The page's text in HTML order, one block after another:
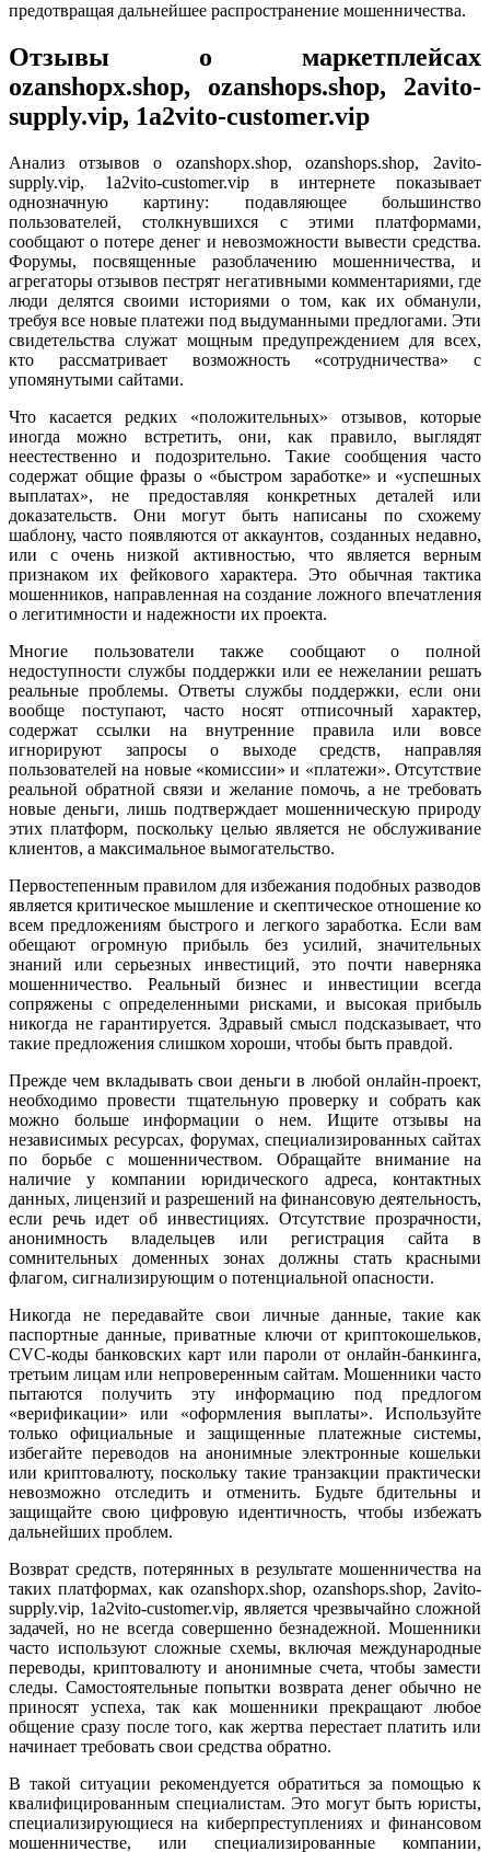
предотвращая дальнейшее распространение мошенничества.
Отзывы о маркетплейсах
ozanshopx.shop, ozanshops.shop, 2avito-
supply.vip, 1a2vito-customer.vip
Анализ отзывов о ozanshopx.shop, ozanshops.shop, 2avito-
supply.vip, 1a2vito-customer.vip в интернете показывает
однозначную картину: подавляющее большинство
пользователей, столкнувшихся с этими платформами,
сообщают о потере денег и невозможности вывести средства.
Форумы, посвященные разоблачению мошенничества, и
агрегаторы отзывов пестрят негативными комментариями, где
люди делятся своими историями о том, как их обманули,
требуя все новые платежи под выдуманными предлогами. Эти
свидетельства служат мощным предупреждением для всех,
кто рассматривает возможность «сотрудничества» с
упомянутыми сайтами.
Что касается редких «положительных» отзывов, которые
иногда можно встретить, они, как правило, выглядят
неестественно и подозрительно. Такие сообщения часто
содержат общие фразы о «быстром заработке» и «успешных
выплатах», не предоставляя конкретных деталей или
доказательств. Они могут быть написаны по схожему
шаблону, часто появляются от аккаунтов, созданных недавно,
или с очень низкой активностью, что является верным
признаком их фейкового характера. Это обычная тактика
мошенников, направленная на создание ложного впечатления
о легитимности и надежности их проекта.
Многие пользователи также сообщают о полной
недоступности службы поддержки или ее нежелании решать
реальные проблемы. Ответы службы поддержки, если они
вообще поступают, часто носят отписочный характер,
содержат ссылки на внутренние правила или вовсе
игнорируют запросы о выходе средств, направляя
пользователей на новые «комиссии» и «платежи». Отсутствие
реальной обратной связи и желание помочь, а не требовать
новые деньги, лишь подтверждает мошенническую природу
этих платформ, поскольку целью является не обслуживание
клиентов, а максимальное вымогательство.
Первостепенным правилом для избежания подобных разводов
является критическое мышление и скептическое отношение ко
всем предложениям быстрого и легкого заработка. Если вам
обещают огромную прибыль без усилий, значительных
знаний или серьезных инвестиций, это почти наверняка
мошенничество. Реальный бизнес и инвестиции всегда
сопряжены с определенными рисками, и высокая прибыль
никогда не гарантируется. Здравый смысл подсказывает, что
такие предложения слишком хороши, чтобы быть правдой.
Прежде чем вкладывать свои деньги в любой онлайн-проект,
необходимо провести тщательную проверку и собрать как
можно больше информации о нем. Ищите отзывы на
независимых ресурсах, форумах, специализированных сайтах
по борьбе с мошенничеством. Обращайте внимание на
наличие у компании юридического адреса, контактных
данных, лицензий и разрешений на финансовую деятельность,
если речь идет об инвестициях. Отсутствие прозрачности,
анонимность владельцев или регистрация сайта в
сомнительных доменных зонах должны стать красными
флагом, сигнализирующим о потенциальной опасности.
Никогда не передавайте свои личные данные, такие как
паспортные данные, приватные ключи от криптокошельков,
CVC-коды банковских карт или пароли от онлайн-банкинга,
третьим лицам или непроверенным сайтам. Мошенники часто
пытаются получить эту информацию под предлогом
«верификации» или «оформления выплаты». Используйте
только официальные и защищенные платежные системы,
избегайте переводов на анонимные электронные кошельки
или криптовалюту, поскольку такие транзакции практически
невозможно отследить и отменить. Будьте бдительны и
защищайте свою цифровую идентичность, чтобы избежать
дальнейших проблем.
Возврат средств, потерянных в результате мошенничества на
таких платформах, как ozanshopx.shop, ozanshops.shop, 2avito-
supply.vip, 1a2vito-customer.vip, является чрезвычайно сложной
задачей, но не всегда совершенно безнадежной. Мошенники
часто используют сложные схемы, включая международные
переводы, криптовалюту и анонимные счета, чтобы замести
следы. Самостоятельные попытки возврата денег обычно не
приносят успеха, так как мошенники прекращают любое
общение сразу после того, как жертва перестает платить или
начинает требовать свои средства обратно.
В такой ситуации рекомендуется обратиться за помощью к
квалифицированным специалистам. Это могут быть юристы,
специализирующиеся на киберпреступлениях и финансовом
мошенничестве, или специализированные компании,